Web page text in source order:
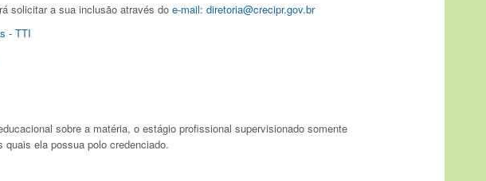
solicitar a sua inclusão através do e-mail: diretoria@crecipr.gov.br
- TTI
sobre a matéria, o estágio profissional supervisionado somente
ela possua polo credenciado.